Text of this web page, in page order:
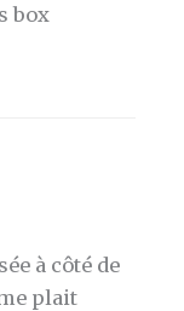
box
à côté de
plait